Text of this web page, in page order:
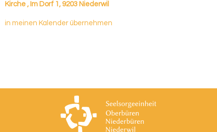
Kirche , Im Dorf 1, 9203 Niederwil
in meinen Kalender übernehmen